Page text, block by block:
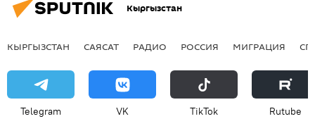
Кыргызстан
КЫРГЫЗСТАН САЯСАТ РАДИО РОССИЯ МИГРАЦИЯ
Telegram VK ТikТоk Rutube